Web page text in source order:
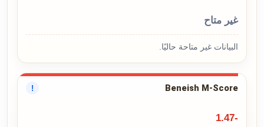
غير متاح
البيانات غير متاحة حاليًا.
Beneish M-Score
!
-1.47